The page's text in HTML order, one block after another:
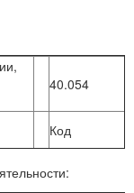
40.054
Код